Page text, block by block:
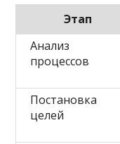
Этап
Анализ
процессов
Постановка
целей